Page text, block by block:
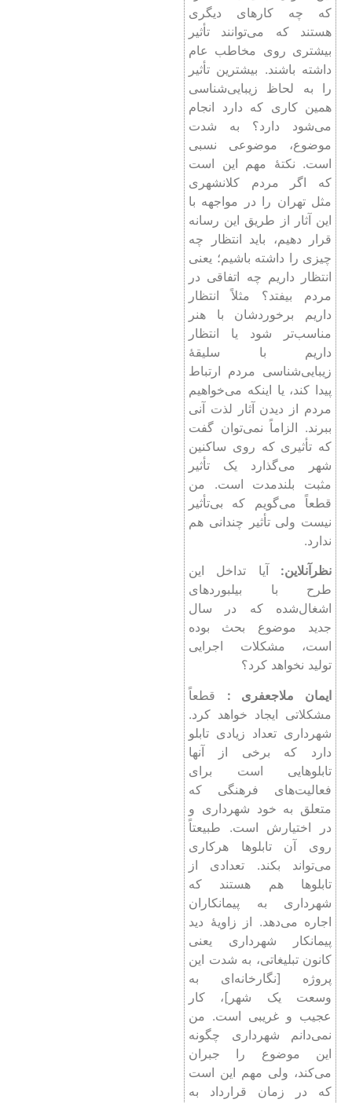
که چه کارهای دیگری
هستند که می‌توانند تأثیر
بیشتری روی مخاطب عام
داشته باشند. بیشترین تأثیر
را به لحاظ زیبایی‌شناسی
همین کاری که دارد انجام
می‌شود دارد؟ به شدت
موضوع، موضوعی نسبی‌
است. نکتۀ مهم این است
که اگر مردم کلانشهری
مثل تهران را در مواجهه با
این آثار از طریق این رسانه
قرار دهیم، باید انتظار چه
چیزی را داشته باشیم؛ یعنی
انتظار داریم چه اتفاقی در
مردم بیفتد؟ مثلاً انتظار
داریم برخوردشان با هنر
مناسب‌تر شود یا انتظار
داریم با سلیقۀ
زیبایی‌شناسی مردم ارتباط
پیدا کند، یا اینکه می‌خواهیم
مردم از دیدن آثار لذت آنی
ببرند. الزاماً نمی‌توان گفت
که تأثیری که روی ساکنین
شهر می‌گذارد یک تأثیر
مثبت بلندمدت است. من
قطعاً می‌گویم که بی‌تأثیر
نیست ولی تأثیر چندانی هم
ندارد.
نظرآنلاین: آیا تداخل این
طرح با بیلبوردهای
اشغال‌شده که در سال
جدید موضوع بحث بوده
است، مشکلات اجرایی
تولید نخواهد کرد؟
ایمان ملاجعفری : قطعاً
مشکلاتی ایجاد خواهد کرد.
شهرداری تعداد زیادی تابلو
دارد که برخی از آنها
تابلوهایی است برای
فعالیت‌های فرهنگی که
متعلق به خود شهرداری و
در اختیارش است. طبیعتاً
روی آن تابلوها هرکاری
می‌تواند بکند. تعدادی از
تابلوها هم هستند که
شهرداری به پیمانکاران
اجاره می‌دهد. از زاویۀ دید
پیمانکار شهرداری یعنی
کانون تبلیغاتی، به شدت این
پروژه [نگارخانه‌ای به
وسعت یک شهر]، کار
عجیب و غریبی است. من
نمی‌دانم شهرداری چگونه
این موضوع را جبران
می‌کند، ولی مهم این است
که در زمان قرارداد به